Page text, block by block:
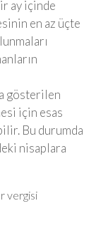
ay içinde
en az üçte
gösterilen
için esas
Bu durumda
nisaplara
vergisi